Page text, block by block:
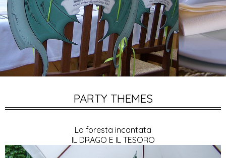
PARTY THEMES
La foresta incantata
IL DRAGO E IL TESORO